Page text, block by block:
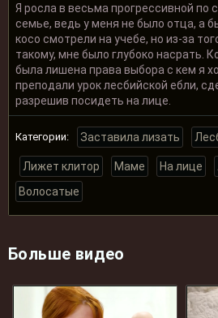
Я росла в весьма прогрессивной по
семье, ведь у меня не было отца, а
косо смотрели на учебе, но из-за
такому, мне было глубоко насрать.
была лишена права выбора с кем я
преподали урок лесбийской ебли,
разрешив посидеть на лице.
Категории: Заставила лизать
Лижет клитор Маме На лице
Волосатые
Больше видео